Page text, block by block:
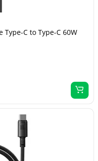
Type-C to Type-C 60W